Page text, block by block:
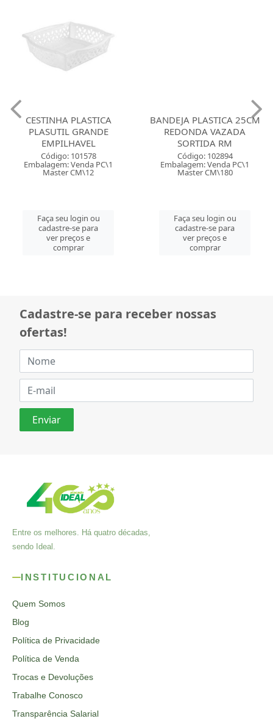
CESTINHA PLASTICA
PLASUTIL GRANDE
EMPILHAVEL
Código: 101578
Embalagem: Venda PC\1
Master CM\12
Faça seu login ou
cadastre-se para
ver preços e
comprar
BANDEJA PLASTICA 25CM
REDONDA VAZADA
SORTIDA RM
Código: 102894
Embalagem: Venda PC\1
Master CM\180
Faça seu login ou
cadastre-se para
ver preços e
comprar
Cadastre-se para receber nossas
ofertas!
Entre os melhores. Há quatro décadas,
sendo Ideal.
INSTITUCIONAL
Quem Somos
Blog
Política de Privacidade
Política de Venda
Trocas e Devoluções
Trabalhe Conosco
Transparência Salarial